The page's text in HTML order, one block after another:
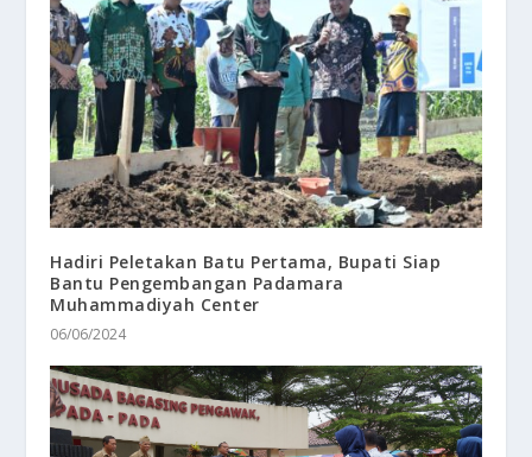
Hadiri Peletakan Batu Pertama, Bupati Siap
Bantu Pengembangan Padamara
Muhammadiyah Center
06/06/2024